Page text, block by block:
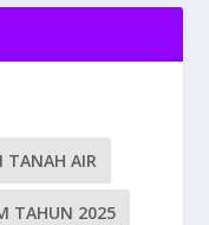
TANAH AIR
TAHUN 2025